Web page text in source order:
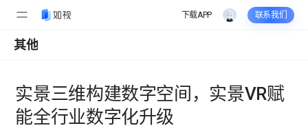
下载APP 联系我们
其他
实景三维构建数字空间，实景VR赋
能全行业数字化升级